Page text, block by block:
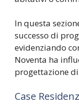
In questa
successo di
evidenziando
Noventa ha
progettazione
Case